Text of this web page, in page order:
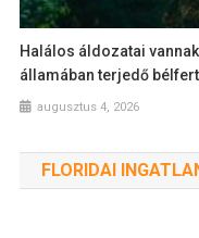
Halálos áldozatai
államában terjedő
augusztus 4, 2026
FLORIDAI